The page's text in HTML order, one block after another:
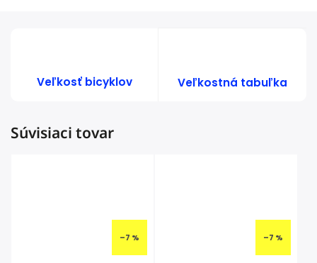
Veľkosť bicyklov Veľkostná tabuľka
Súvisiaci tovar
–7 % –7 %